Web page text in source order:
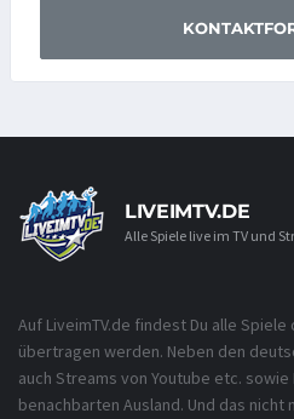
LIVEIMTV.DE
Alle Spiele live im TV und
Auf LiveimTV.de findest Du alle
übertragen werden. Neben den
auch Streams von Youtube etc.
benachbarten Ausland. Und das